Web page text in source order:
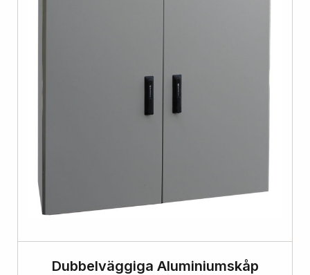
Dubbelväggiga Aluminiumskåp